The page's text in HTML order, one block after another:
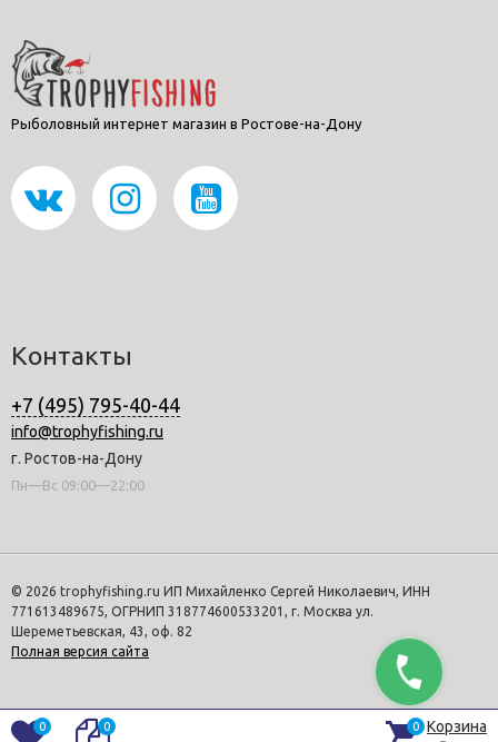
Рыболовный интернет магазин в Ростове-на-Дону
Контакты
+7 (495) 795-40-44
info@trophyfishing.ru
г. Ростов-на-Дону
Пн—Вс 09:00—22:00
© 2026 trophyfishing.ru ИП Михайленко Сергей Николаевич, ИНН
771613489675, ОГРНИП 318774600533201, г. Москва ул.
Шереметьевская, 43, оф. 82
Полная версия сайта
0 0 0 Корзина